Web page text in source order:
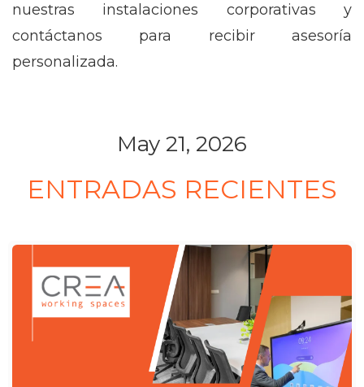
nuestras instalaciones corporativas y
contáctanos para recibir asesoría
personalizada.
May 21, 2026
ENTRADAS RECIENTES